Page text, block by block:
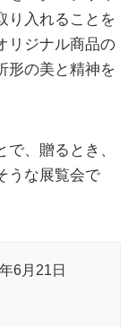
り入れることを
リジナル商品の
形の美と精神を
、贈るとき、
うな展覧会で
6月21日